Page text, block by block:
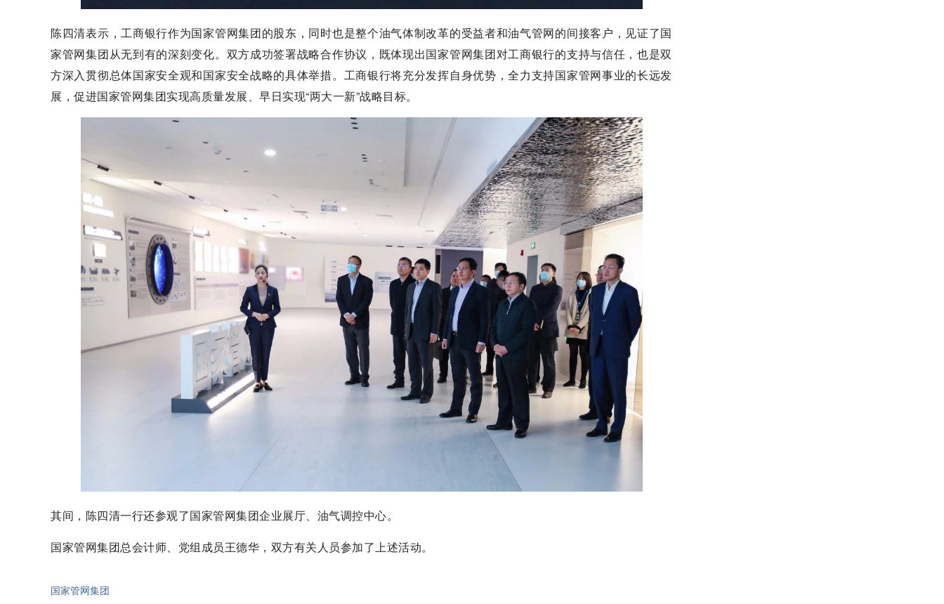
陈四清表示，工商银行作为国家管网集团的股东，同时也是整个油气体制改革的受益者和油气管网的间接客户，见证了国
家管网集团从无到有的深刻变化。双方成功签署战略合作协议，既体现出国家管网集团对工商银行的支持与信任，也是双
方深入贯彻总体国家安全观和国家安全战略的具体举措。工商银行将充分发挥自身优势，全力支持国家管网事业的长远发
展，促进国家管网集团实现高质量发展、早日实现“两大一新”战略目标。
其间，陈四清一行还参观了国家管网集团企业展厅、油气调控中心。
国家管网集团总会计师、党组成员王德华，双方有关人员参加了上述活动。
国家管网集团